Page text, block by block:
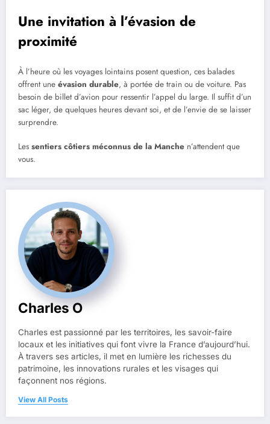
Une invitation à l’évasion de
proximité
À l’heure où les voyages lointains posent question, ces balades
offrent une évasion durable, à portée de train ou de voiture. Pas
besoin de billet d’avion pour ressentir l’appel du large. Il suffit d’un
sac léger, de quelques heures devant soi, et de l’envie de se laisser
surprendre.
Les sentiers côtiers méconnus de la Manche n’attendent que
vous.
Charles O
Charles est passionné par les territoires, les savoir-faire
locaux et les initiatives qui font vivre la France d’aujourd’hui.
À travers ses articles, il met en lumière les richesses du
patrimoine, les innovations rurales et les visages qui
façonnent nos régions.
View All Posts